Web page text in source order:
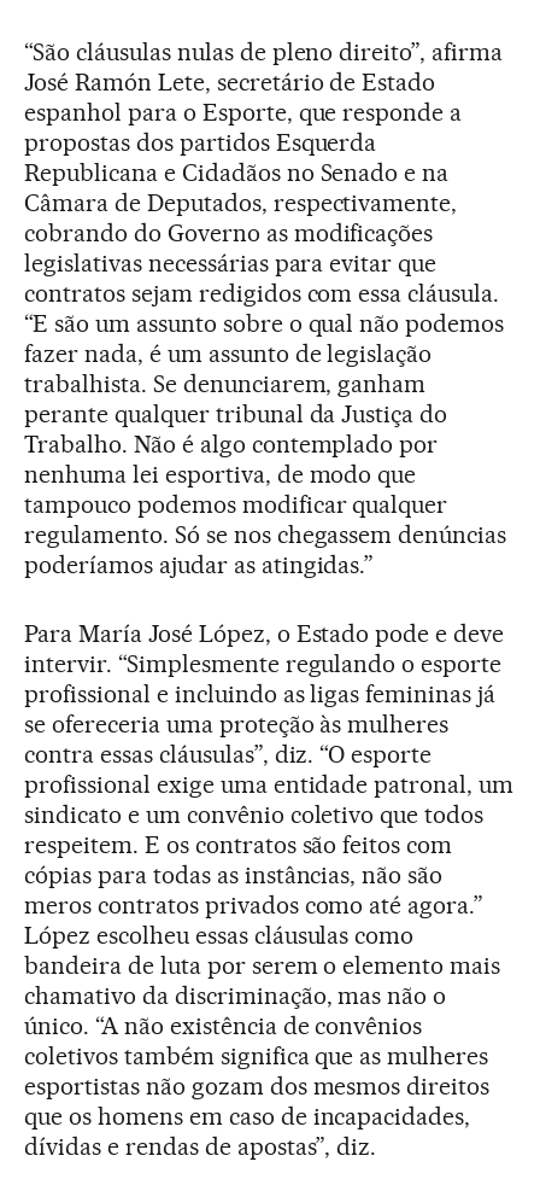
“São cláusulas nulas de pleno direito”, afirma
José Ramón Lete, secretário de Estado
espanhol para o Esporte, que responde a
propostas dos partidos Esquerda
Republicana e Cidadãos no Senado e na
Câmara de Deputados, respectivamente,
cobrando do Governo as modificações
legislativas necessárias para evitar que
contratos sejam redigidos com essa cláusula.
“E são um assunto sobre o qual não podemos
fazer nada, é um assunto de legislação
trabalhista. Se denunciarem, ganham
perante qualquer tribunal da Justiça do
Trabalho. Não é algo contemplado por
nenhuma lei esportiva, de modo que
tampouco podemos modificar qualquer
regulamento. Só se nos chegassem denúncias
poderíamos ajudar as atingidas.”
Para María José López, o Estado pode e deve
intervir. “Simplesmente regulando o esporte
profissional e incluindo as ligas femininas já
se ofereceria uma proteção às mulheres
contra essas cláusulas”, diz. “O esporte
profissional exige uma entidade patronal, um
sindicato e um convênio coletivo que todos
respeitem. E os contratos são feitos com
cópias para todas as instâncias, não são
meros contratos privados como até agora.”
López escolheu essas cláusulas como
bandeira de luta por serem o elemento mais
chamativo da discriminação, mas não o
único. “A não existência de convênios
coletivos também significa que as mulheres
esportistas não gozam dos mesmos direitos
que os homens em caso de incapacidades,
dívidas e rendas de apostas”, diz.